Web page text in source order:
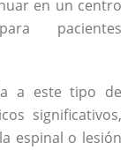
en un centro
pacientes
a este tipo de
significativos,
espinal o lesión